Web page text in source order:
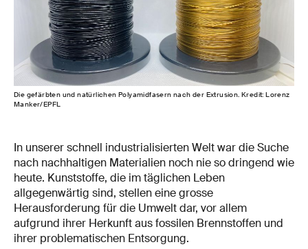
Die gefärbten und natürlichen Polyamidfasern nach der Extrusion. Kredit: Lorenz
Manker/EPFL
In unserer schnell industrialisierten Welt war die Suche
nach nachhaltigen Materialien noch nie so dringend wie
heute. Kunststoffe, die im täglichen Leben
allgegenwärtig sind, stellen eine grosse
Herausforderung für die Umwelt dar, vor allem
aufgrund ihrer Herkunft aus fossilen Brennstoffen und
ihrer problematischen Entsorgung.